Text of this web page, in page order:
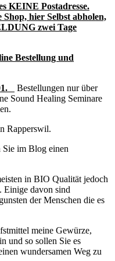
KEINE Postadresse.
hier Selbst abholen,
zwei Tage
Bestellung und
Bestellungen nur über
Sound Healing Seminare
Rapperswil.
Sie im Blog einen
in BIO Qualität jedoch
Einige davon sind
der Menschen die es
meine Gewürze,
und so sollen Sie es
wundersamen Weg zu